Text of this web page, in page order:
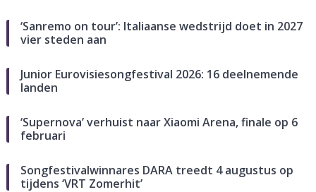
‘Sanremo on tour’: Italiaanse wedstrijd doet in 2027
vier steden aan
Junior Eurovisiesongfestival 2026: 16 deelnemende
landen
‘Supernova’ verhuist naar Xiaomi Arena, finale op 6
februari
Songfestivalwinnares DARA treedt 4 augustus op
tijdens ‘VRT Zomerhit’